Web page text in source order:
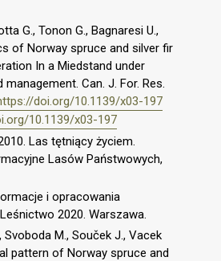
G., Tonon G., Bagnaresi U.,
of Norway spruce and silver fir
In a Miedstand under
management. Can. J. For. Res.
doi.org/10.1139/x03-197
10.1139/x03-197
Las tętniący życiem.
Lasów Państwowych,
i opracowania
2020. Warszawa.
M., Souček J., Vacek
pattern of Norway spruce and